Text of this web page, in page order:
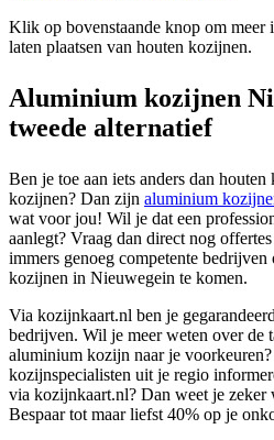
Klik op bovenstaande knop om meer
laten plaatsen van houten kozijnen.
Aluminium kozijnen
tweede alternatief
Ben je toe aan iets anders dan
kozijnen? Dan zijn aluminium
wat voor jou! Wil je dat een
aanlegt? Vraag dan direct nog
immers genoeg competente
kozijnen in Nieuwegein te komen.
Via kozijnkaart.nl ben je
bedrijven. Wil je meer weten over de
aluminium kozijn naar je
kozijnspecialisten uit je regio
via kozijnkaart.nl? Dan weet je zeker
Bespaar tot maar liefst 40% op je